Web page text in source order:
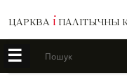
ЦАРКВА І ПАЛІТЫЧНЫ
☰ Пошук